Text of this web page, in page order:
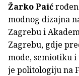
Žarko Paić
modnog dizajna
Zagrebu i
Zagrebu, gdje
mode, semiotiku
je politologiju na